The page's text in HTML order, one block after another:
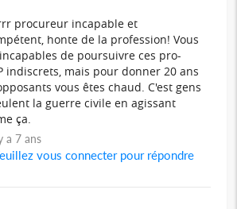
procureur incapable et
honte de la profession! Vous
de poursuivre ces pro-
indiscrets, mais pour donner 20 ans
vous êtes chaud. C'est gens
la guerre civile en agissant
ça.
a 7 ans
vous connecter pour répondre